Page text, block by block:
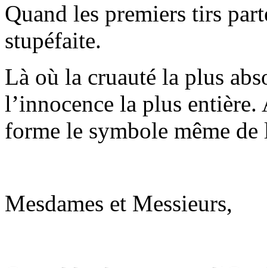
Quand les premiers tirs
stupéfaite.
Là où la cruauté la plus
l’innocence la plus
forme le symbole même de
Mesdames et Messieurs,